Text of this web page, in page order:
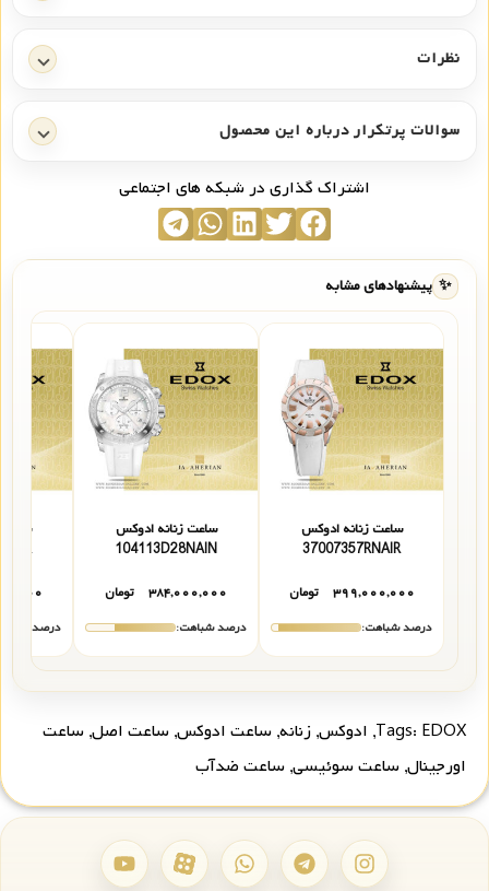
نظرات
سوالات پرتکرار درباره این محصول
اشتراک گذاری در شبکه های اجتماعی
✨ پیشنهادهای مشابه
ساعت زنانه ادوکس
37007357RNAIR
۳۹۹,۰۰۰,۰۰۰
تومان
درصد شباهت:
ساعت زنانه ادوکس
104113D28NAIN
۳۸۴,۰۰۰,۰۰۰
تومان
درصد شباهت:
درصد
Tags: EDOX
, ادوکس, زنانه, ساعت ادوکس, ساعت اصل, ساعت
اورجینال, ساعت سوئیسی, ساعت ضدآب